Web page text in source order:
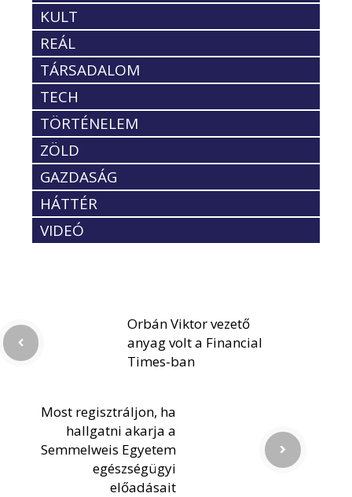
KULT
REÁL
TÁRSADALOM
TECH
TÖRTÉNELEM
ZÖLD
GAZDASÁG
HÁTTÉR
VIDEÓ
Orbán Viktor vezető
anyag volt a Financial
Times-ban
Most regisztráljon, ha
hallgatni akarja a
Semmelweis Egyetem
egészségügyi
előadásait